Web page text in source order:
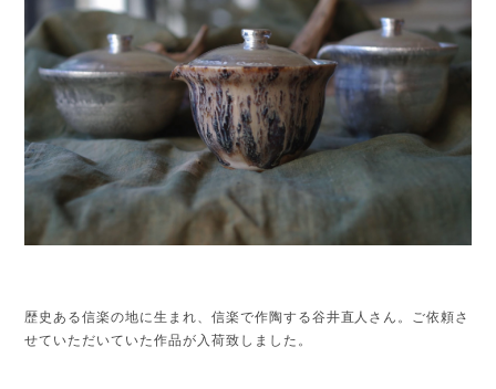
歴史ある信楽の地に生まれ、信楽で作陶する谷井直人さん。 ご依頼さ
せていただいていた作品が入荷致しました。